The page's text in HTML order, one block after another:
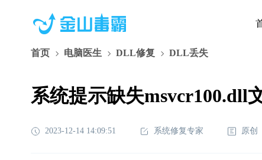
首页 电脑医生 DLL修复 DLL丢失
系统提示缺失msvcr100.dll
2023-12-14 14:09:51 系统修复专家 原创